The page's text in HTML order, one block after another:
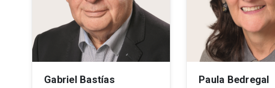
Gabriel Bastías Paula Bedregal